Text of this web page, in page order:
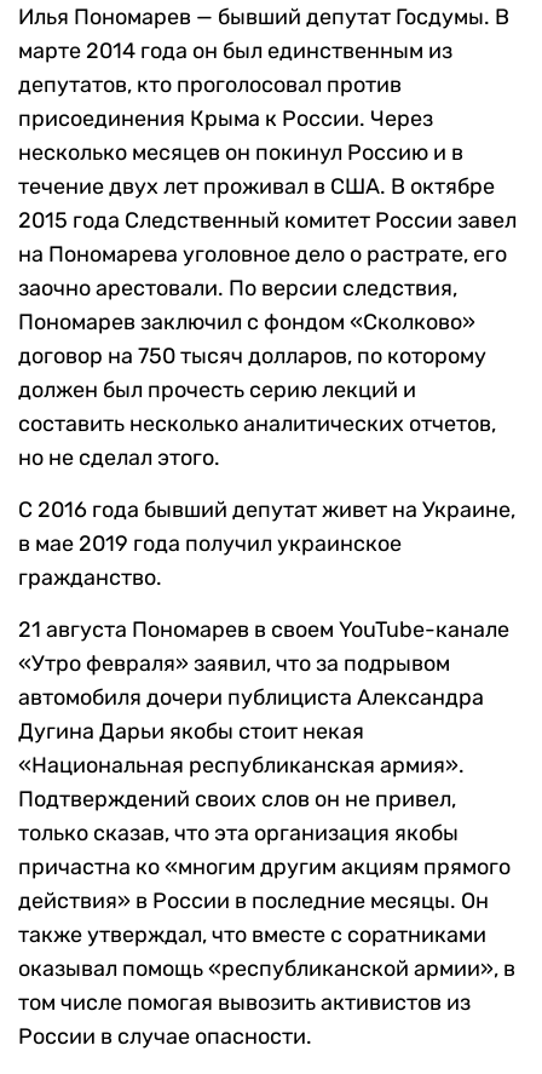
Илья Пономарев — бывший депутат Госдумы. В
марте 2014 года он был единственным из
депутатов, кто проголосовал против
присоединения Крыма к России. Через
несколько месяцев он покинул Россию и в
течение двух лет проживал в США. В октябре
2015 года Следственный комитет России завел
на Пономарева уголовное дело о растрате, его
заочно арестовали. По версии следствия,
Пономарев заключил с фондом «Сколково»
договор на 750 тысяч долларов, по которому
должен был прочесть серию лекций и
составить несколько аналитических отчетов,
но не сделал этого.
С 2016 года бывший депутат живет на Украине,
в мае 2019 года получил украинское
гражданство.
21 августа Пономарев в своем YouTube-канале
«Утро февраля» заявил, что за подрывом
автомобиля дочери публициста Александра
Дугина Дарьи якобы стоит некая
«Национальная республиканская армия».
Подтверждений своих слов он не привел,
только сказав, что эта организация якобы
причастна ко «многим другим акциям прямого
действия» в России в последние месяцы. Он
также утверждал, что вместе с соратниками
оказывал помощь «республиканской армии», в
том числе помогая вывозить активистов из
России в случае опасности.